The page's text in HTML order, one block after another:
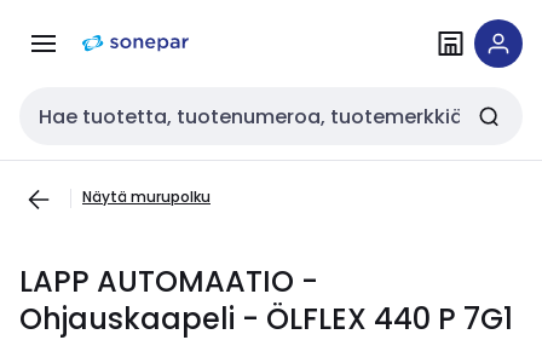
navigointiinsisältöön
Haku
Näytä murupolku
LAPP AUTOMAATIO -
Ohjauskaapeli - ÖLFLEX 440 P 7G1